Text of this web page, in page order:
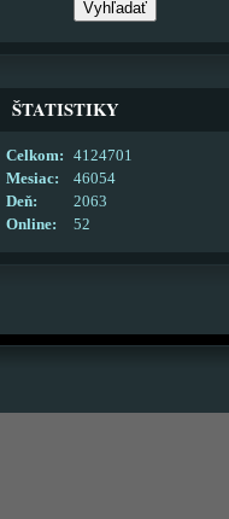
ŠTATISTIKY
Online: 52
Celkom:
4124701
Mesiac:
46054
Deň:
2063